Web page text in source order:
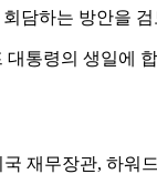
담하는 방안을
통령의 생일에
재무장관, 하워